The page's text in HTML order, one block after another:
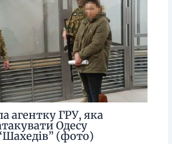
агентку ГРУ, яка
Одесу
(фото)